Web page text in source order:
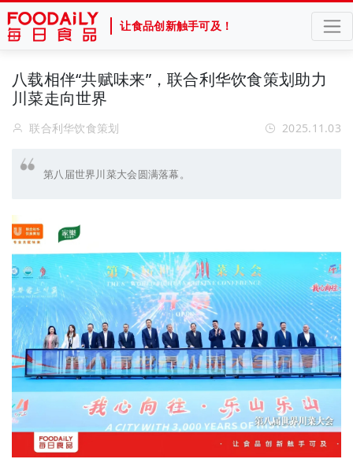
让食品创新触手可及！
八载相伴“共赋味来”，联合利华饮食策划助力
川菜走向世界
联合利华饮食策划 2025.11.03
第八届世界川菜大会圆满落幕。